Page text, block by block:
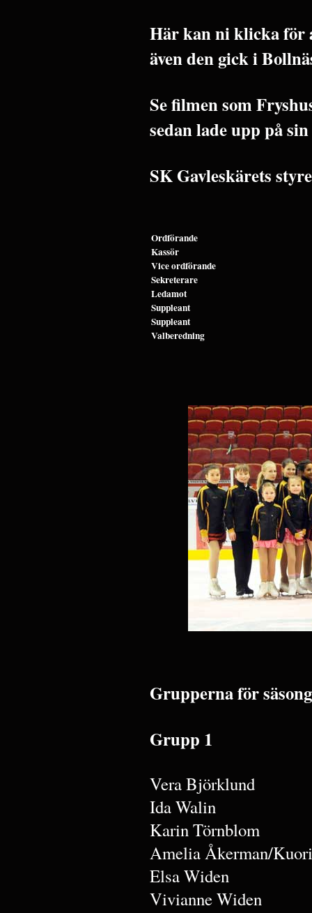
Här kan ni klicka för
även den gick i
Se filmen som
sedan lade upp på
SK Gavleskärets
Ordförande
Kassör
Vice ordförande
Sekreterare
Ledamot
Suppleant
Suppleant
Valberedning
Grupperna för
Grupp 1
Vera Björklund
Ida Walin
Karin Törnblom
Amelia Åkerman/
Elsa Widen
Vivianne Widen